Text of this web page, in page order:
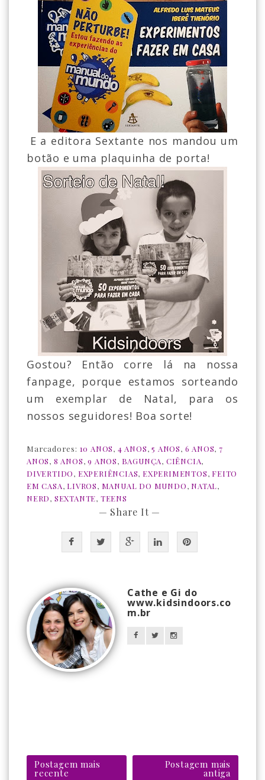
E a editora Sextante nos mandou um
botão e uma plaquinha de porta!
Gostou? Então corre lá na nossa
fanpage, porque estamos sorteando
um exemplar de Natal, para os
nossos seguidores! Boa sorte!
Marcadores: 10 ANOS, 4 ANOS,5 ANOS, 6 ANOS, 7
ANOS, 8 ANOS,9 ANOS, BAGUNÇA, CIÊNCIA,
DIVERTIDO, EXPERIÊNCIAS, EXPERIMENTOS, FEITO
EM CASA, LIVROS, MANUAL DO MUNDO, NATAL,
NERD, SEXTANTE, TEENS
— Share It —
Cathe e Gi do
www.kidsindoors.co
m.br
Postagem mais
recente
Postagem mais
antiga